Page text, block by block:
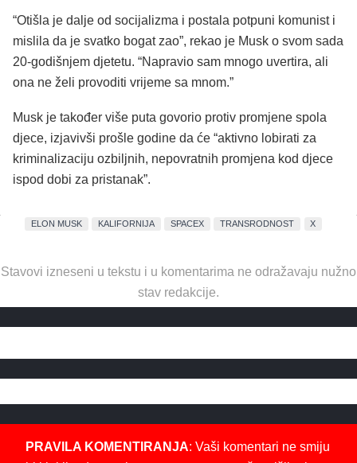
“Otišla je dalje od socijalizma i postala potpuni komunist i
mislila da je svatko bogat zao”, rekao je Musk o svom sada
20-godišnjem djetetu. “Napravio sam mnogo uvertira, ali
ona ne želi provoditi vrijeme sa mnom.”
Musk je također više puta govorio protiv promjene spola
djece, izjavivši prošle godine da će “aktivno lobirati za
kriminalizaciju ozbiljnih, nepovratnih promjena kod djece
ispod dobi za pristanak”.
ELON MUSK KALIFORNIJA SPACEX TRANSRODNOST X
Stavovi izneseni u tekstu i u komentarima ne odražavaju nužno
stav redakcije.
PRAVILA KOMENTIRANJA: Vaši komentari ne smiju